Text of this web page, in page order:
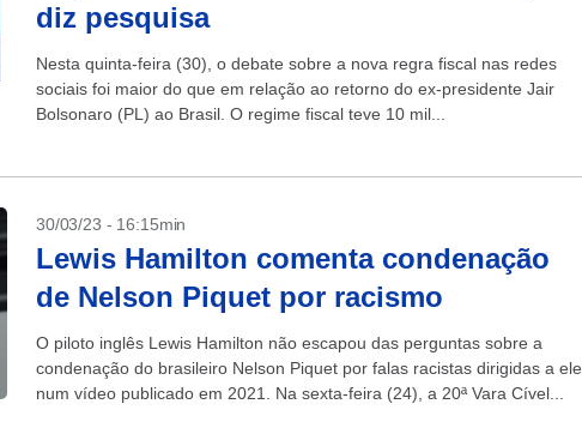
diz pesquisa
Nesta quinta-feira (30), o debate sobre a nova regra fiscal nas redes
sociais foi maior do que em relação ao retorno do ex-presidente Jair
Bolsonaro (PL) ao Brasil. O regime fiscal teve 10 mil...
30/03/23 - 16:15min
Lewis Hamilton comenta condenação
de Nelson Piquet por racismo
O piloto inglês Lewis Hamilton não escapou das perguntas sobre a
condenação do brasileiro Nelson Piquet por falas racistas dirigidas a ele
num vídeo publicado em 2021. Na sexta-feira (24), a 20ª Vara Cível...